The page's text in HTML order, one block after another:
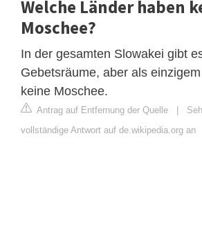
Welche Länder haben
Moschee?
In der gesamten Slowakei gibt
Gebetsräume, aber als
keine Moschee.
Antrag auf Entfernung der Quelle |
vollständige Antwort auf de.wikipedia.org an